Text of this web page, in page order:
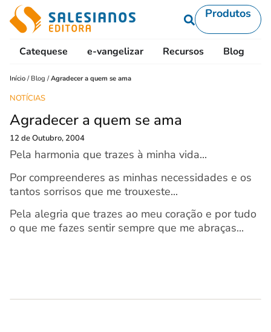
Produtos
Catequese e-vangelizar Recursos Blog
Início / Blog /Agradecer a quem se ama
NOTÍCIAS
Agradecer a quem se ama
12 de Outubro, 2004
Pela harmonia que trazes à minha vida...
Por compreenderes as minhas necessidades e os
tantos sorrisos que me trouxeste...
Pela alegria que trazes ao meu coração e por tudo
o que me fazes sentir sempre que me abraças...